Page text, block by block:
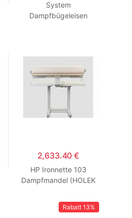
System
Dampfbügeleisen
2,633.40 €
HP Ironnette 103
Dampfmandel (HOLEK
Rabatt 13%